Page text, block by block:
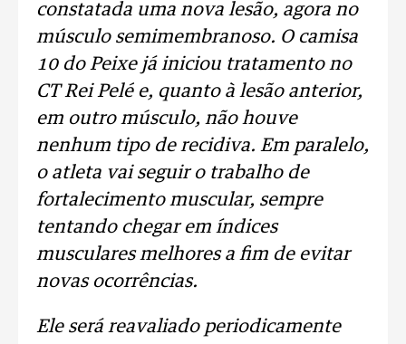
constatada uma nova lesão, agora no
músculo semimembranoso. O camisa
10 do Peixe já iniciou tratamento no
CT Rei Pelé e, quanto à lesão anterior,
em outro músculo, não houve
nenhum tipo de recidiva. Em paralelo,
o atleta vai seguir o trabalho de
fortalecimento muscular, sempre
tentando chegar em índices
musculares melhores a fim de evitar
novas ocorrências.
Ele será reavaliado periodicamente